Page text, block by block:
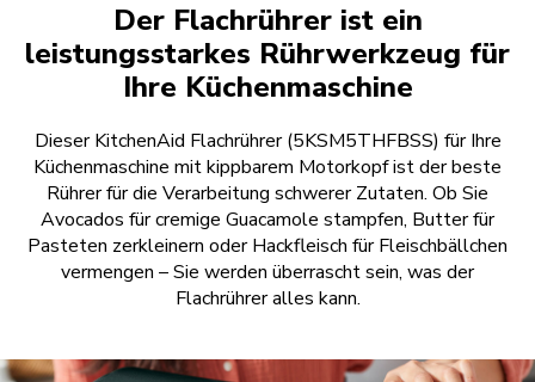
Der Flachrührer ist ein
leistungsstarkes Rührwerkzeug für
Ihre Küchenmaschine
Dieser KitchenAid Flachrührer (5KSM5THFBSS) für Ihre
Küchenmaschine mit kippbarem Motorkopf ist der beste
Rührer für die Verarbeitung schwerer Zutaten. Ob Sie
Avocados für cremige Guacamole stampfen, Butter für
Pasteten zerkleinern oder Hackfleisch für Fleischbällchen
vermengen – Sie werden überrascht sein, was der
Flachrührer alles kann.